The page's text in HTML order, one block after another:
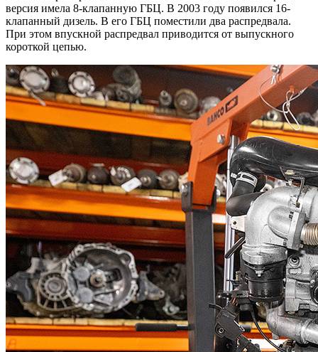
версия имела 8-клапанную ГБЦ. В 2003 году появился 16-
клапанный дизель. В его ГБЦ поместили два распредвала.
При этом впускной распредвал приводится от выпускного
короткой цепью.